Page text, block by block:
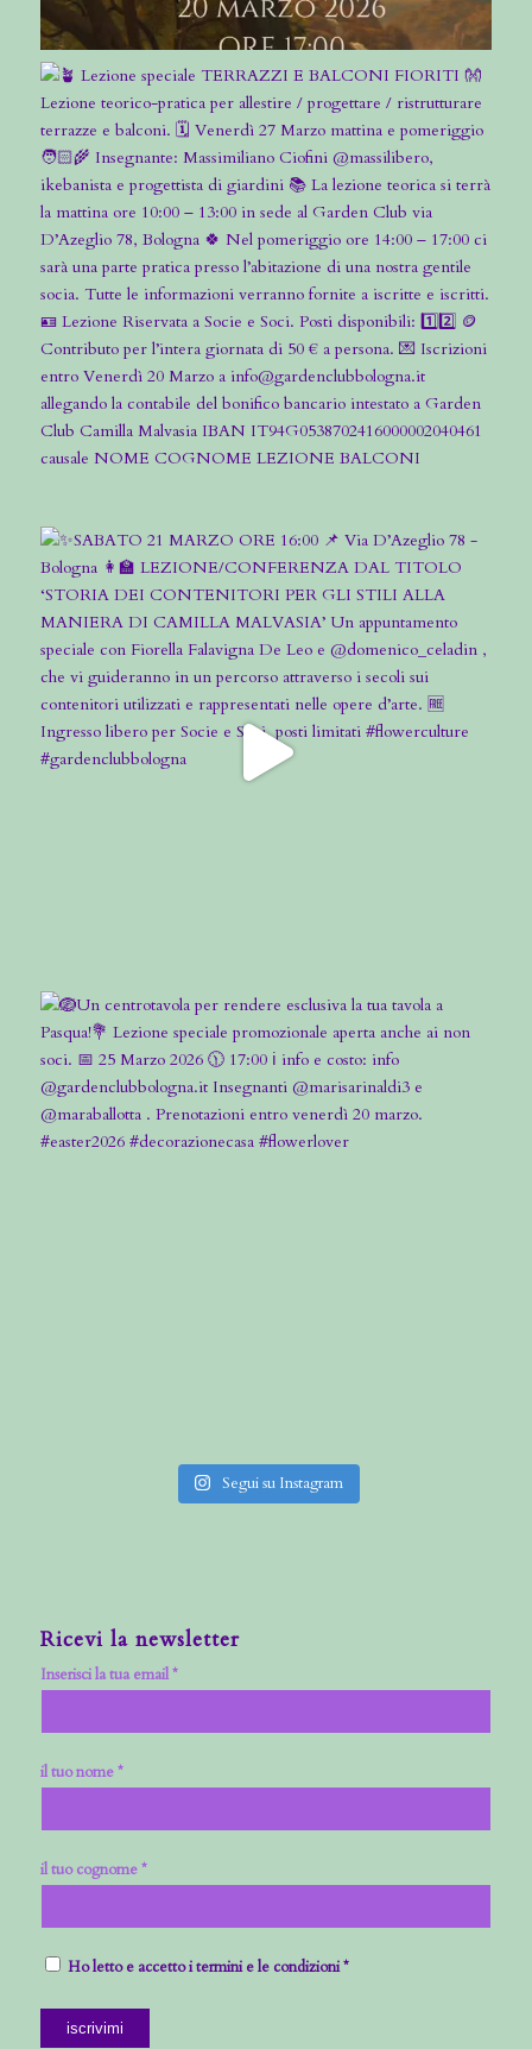
Segui su Instagram
Ricevi la newsletter
Inserisci la tua email *
il tuo nome *
il tuo cognome *
Ho letto e accetto i termini e le condizioni *